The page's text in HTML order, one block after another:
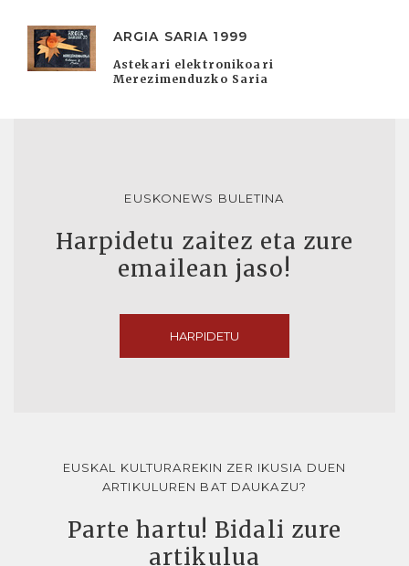
ARGIA SARIA 1999
Astekari elektronikoari
Merezimenduzko Saria
EUSKONEWS BULETINA
Harpidetu zaitez eta zure
emailean jaso!
HARPIDETU
EUSKAL KULTURAREKIN ZER IKUSIA DUEN
ARTIKULUREN BAT DAUKAZU?
Parte hartu! Bidali zure
artikulua